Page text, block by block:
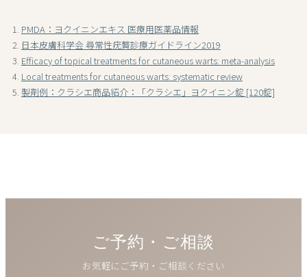
PMDA：ヨクイニンエキス 医療用医薬品情報
日本皮膚科学会 尋常性疣贅診療ガイドライン2019
Efficacy of topical treatments for cutaneous warts: meta-analysis
Local treatments for cutaneous warts: systematic review
製剤例：クラシエ商品紹介：「クラシエ」ヨクイニン錠 [120錠]
ご予約・ご相談
お気軽にご予約・ご相談ください